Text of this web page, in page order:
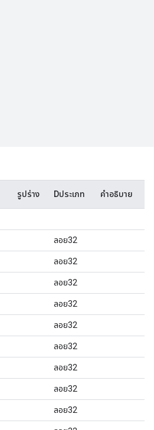
รูปร่าง Dประเภท คำอธิบาย
ลอย32
ลอย32
ลอย32
ลอย32
ลอย32
ลอย32
ลอย32
ลอย32
ลอย32